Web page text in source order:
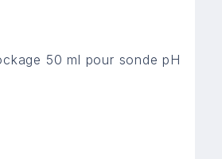
50 ml pour sonde pH